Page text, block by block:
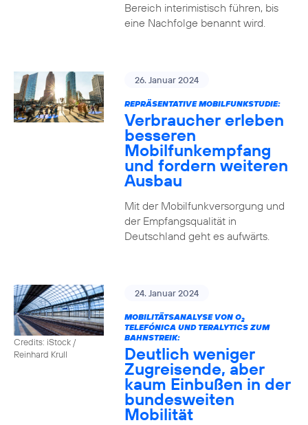
Bereich interimistisch führen, bis
eine Nachfolge benannt wird.
26. Januar 2024
REPRÄSENTATIVE MOBILFUNKSTUDIE:
Verbraucher erleben
besseren
Mobilfunkempfang
und fordern weiteren
Ausbau
Mit der Mobilfunkversorgung und
der Empfangsqualität in
Deutschland geht es aufwärts.
Credits: iStock /
Reinhard Krull
24. Januar 2024
MOBILITÄTSANALYSE VON O2
TELEFÓNICA UND TERALYTICS ZUM
BAHNSTREIK:
Deutlich weniger
Zugreisende, aber
kaum Einbußen in der
bundesweiten
Mobilität